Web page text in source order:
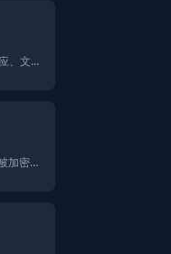
SolarSecurity成功解密了Phobos勒索病毒的jopanaxye变种，恢复了某集团公司12台服务器上3.97TB的加密数据。团队通过应急响应、文件解密及后门排查，帮助企业恢复数据并加强系统防护，防止类似勒索攻击再次发生。
SolarSecurity成功应对Phobos勒索病毒2700变种，通过RDP暴力破解入侵企业服务器并加密近4TB的数据。团队迅速解密并恢复了被加密的文件，排查了多个后门并加强了系统安全防护，帮助企业提高抵御勒索病毒的能力。